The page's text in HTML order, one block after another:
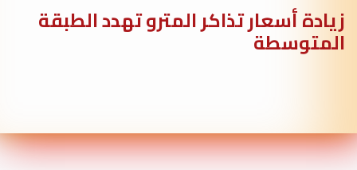
زيادة أسعار تذاكر المترو تهدد الطبقة
المتوسطة